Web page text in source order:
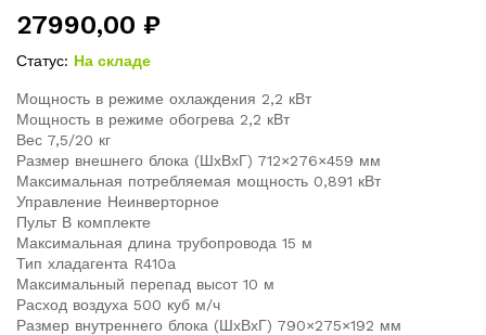
27990,00 ₽
Статус: На складе
Мощность в режиме охлаждения 2,2 кВт
Мощность в режиме обогрева 2,2 кВт
Вес 7,5/20 кг
Размер внешнего блока (ШхВхГ) 712×276×459 мм
Максимальная потребляемая мощность 0,891 кВт
Управление Неинверторное
Пульт В комплекте
Максимальная длина трубопровода 15 м
Тип хладагента R410a
Максимальный перепад высот 10 м
Расход воздуха 500 куб м/ч
Размер внутреннего блока (ШхВхГ) 790×275×192 мм